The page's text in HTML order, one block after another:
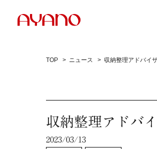
TOP ニュース 収納整理アドバイ
収納整理アドバ
2023/03/13